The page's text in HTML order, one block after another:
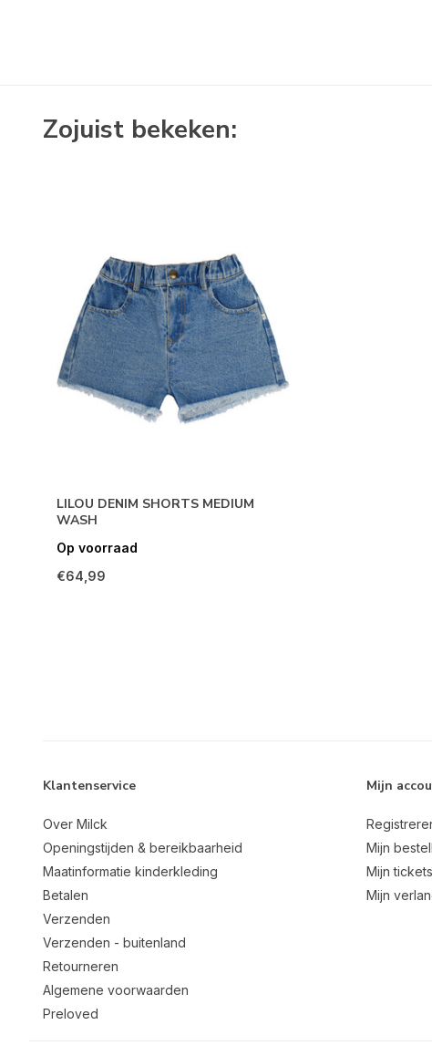
Zojuist bekeken:
LILOU DENIM SHORTS MEDIUM
WASH
Op voorraad
€64,99
Klantenservice
Over Milck
Openingstijden & bereikbaarheid
Maatinformatie kinderkleding
Betalen
Verzenden
Verzenden - buitenland
Retourneren
Algemene voorwaarden
Preloved
Mijn
Mijn
Mijn tickets
Mijn